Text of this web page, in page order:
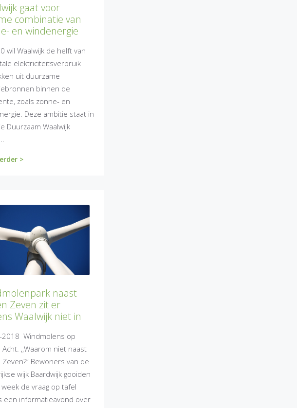
gaat voor
combinatie van
en windenergie
wil Waalwijk de helft van
elektriciteitsverbruik
uit duurzame
binnen de
zoals zonne- en
Deze ambitie staat in
Duurzaam Waalwijk
>
naast
Zeven zit er
Waalwijk niet in
2018 Windmolens op
Acht. ,,Waarom niet naast
Zeven?” Bewoners van de
wijk Baardwijk gooiden
de vraag op tafel
een informatieavond over